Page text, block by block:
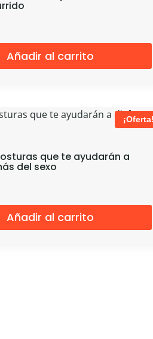
Añadir al carrito
¡Oferta!
que te ayudarán a
del sexo
Añadir al carrito